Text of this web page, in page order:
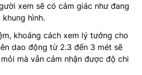
xem sẽ có cảm giác như đang
hình.
khoảng cách xem lý tưởng cho
dao động từ 2.3 đến 3 mét sẽ
mà vẫn cảm nhận được độ chi